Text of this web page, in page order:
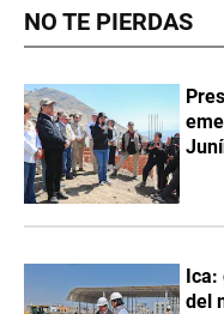
NO TE PIERDAS
Ica:
del